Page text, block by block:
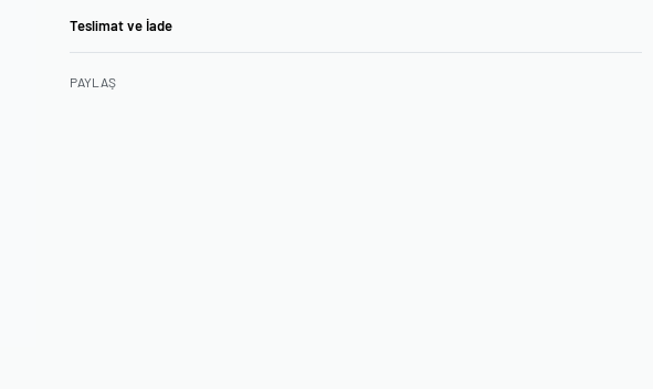
Teslimat ve İade
PAYLAŞ